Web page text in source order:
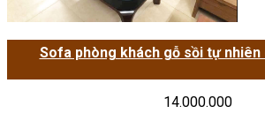
Sofa phòng khách gỗ sồi tự nhiên
14.000.000